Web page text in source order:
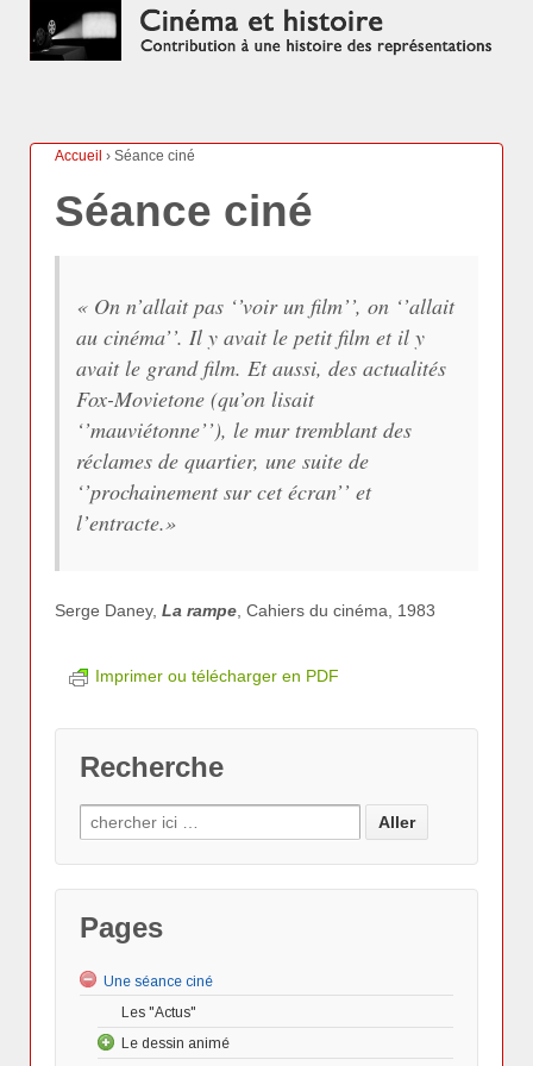
Accueil › Séance ciné
Séance ciné
« On n’allait pas ‘’voir un film’’, on ‘’allait
au cinéma’’. Il y avait le petit film et il y
avait le grand film. Et aussi, des actualités
Fox-Movietone (qu’on lisait
‘’mauviétonne’’), le mur tremblant des
réclames de quartier, une suite de
‘’prochainement sur cet écran’’ et
l’entracte.»
Serge Daney, La rampe , Cahiers du cinéma, 1983
Imprimer ou télécharger en PDF
Recherche
Pages
Une séance ciné
Les "Actus"
Le dessin animé